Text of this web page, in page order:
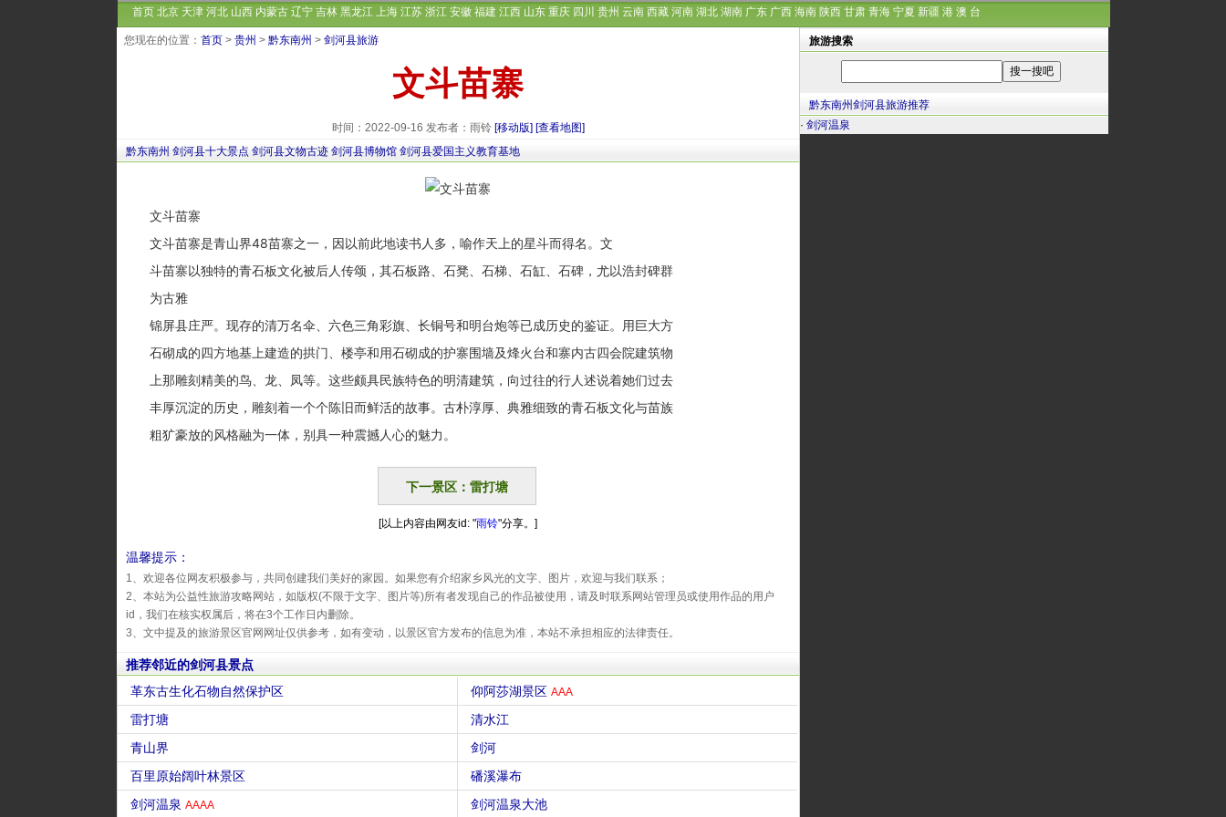
首页 北京 天津 河北 山西 内蒙古 辽宁 吉林 黑龙江 上海 江苏 浙江 安徽 福建 江西 山东 重庆 四川 贵州 云南 西藏 河南 湖北 湖南 广东 广西 海南 陕西 甘肃 青海 宁夏 新疆 港 澳 台
您现在的位置： 首页 > 贵州 > 黔东南州 > 剑河县旅游
文斗苗寨
时间：2022-09-16 发布者：雨铃 [移动版] [查看地图]
黔东南州 剑河县十大景点 剑河县文物古迹 剑河县博物馆 剑河县爱国主义教育基地
文斗苗寨
文斗苗寨是青山界48苗寨之一，因以前此地读书人多，喻作天上的星斗而得名。文
斗苗寨以独特的青石板文化被后人传颂，其石板路、石凳、石梯、石缸、石碑，尤以浩封碑群
为古雅
锦屏县庄严。现存的清万名伞、六色三角彩旗、长铜号和明台炮等已成历史的鉴证。用巨大方
石砌成的四方地基上建造的拱门、楼亭和用石砌成的护寨围墙及烽火台和寨内古四会院建筑物
上那雕刻精美的鸟、龙、凤等。这些颇具民族特色的明清建筑，向过往的行人述说着她们过去
丰厚沉淀的历史，雕刻着一个个陈旧而鲜活的故事。古朴淳厚、典雅细致的青石板文化与苗族
粗犷豪放的风格融为一体，别具一种震撼人心的魅力。
下一景区：雷打塘
[以上内容由网友id: "雨铃"分享。]
温馨提示：
1、欢迎各位网友积极参与，共同创建我们美好的家园。如果您有介绍家乡风光的文字、图片，欢迎与我们联系；
2、本站为公益性旅游攻略网站，如版权(不限于文字、图片等)所有者发现自己的作品被使用，请及时联系网站管理员或使用作品的用户
id，我们在核实权属后，将在3个工作日内删除。
3、文中提及的旅游景区官网网址仅供参考，如有变动，以景区官方发布的信息为准，本站不承担相应的法律责任。
推荐邻近的剑河县景点
革东古生化石物自然保护区
仰阿莎湖景区 AAA
雷打塘
清水江
青山界
剑河
百里原始阔叶林景区
磻溪瀑布
剑河温泉 AAAA 剑河温泉大池
旅游搜索
黔东南州剑河县旅游推荐
· 剑河温泉